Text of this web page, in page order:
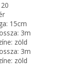
15cm
3m
zöld
3m
zöld